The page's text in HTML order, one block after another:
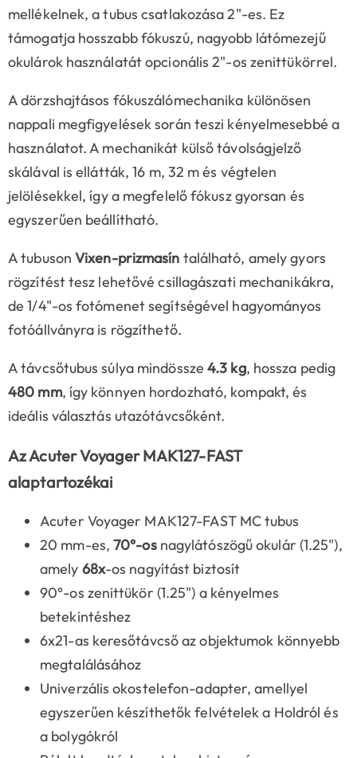
mellékelnek, a tubus csatlakozása 2"-es. Ez
támogatja hosszabb fókuszú, nagyobb látómezejű
okulárok használatát opcionális 2"-os zenittükörrel.
A dörzshajtásos fókuszálómechanika különösen
nappali megfigyelések során teszi kényelmesebbé a
használatot. A mechanikát külső távolságjelző
skálával is ellátták, 16 m, 32 m és végtelen
jelölésekkel, így a megfelelő fókusz gyorsan és
egyszerűen beállítható.
A tubuson Vixen-prizmasín található, amely gyors
rögzítést tesz lehetővé csillagászati mechanikákra,
de 1/4"-os fotómenet segítségével hagyományos
fotóállványra is rögzíthető.
A távcsőtubus súlya mindössze 4.3 kg, hossza pedig
480 mm, így könnyen hordozható, kompakt, és
ideális választás utazótávcsőként.
Az Acuter Voyager MAK127-FAST
alaptartozékai
Acuter Voyager MAK127-FAST MC tubus
20 mm-es, 70°-osnagylátószögű okulár (1.25"),
amely 68x-os nagyítást biztosít
90°-os zenittükör (1.25") a kényelmes
betekintéshez
6x21-as keresőtávcső az objektumok könnyebb
megtalálásához
Univerzális okostelefon-adapter, amellyel
egyszerűen készíthetők felvételek a Holdról és
a bolygókról